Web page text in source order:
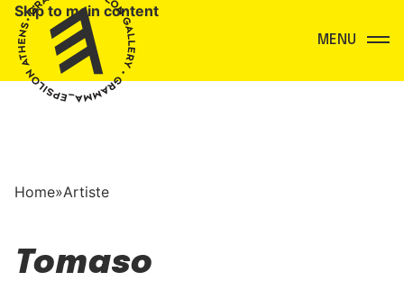
Skip to main content
Home»Artiste
Tomaso